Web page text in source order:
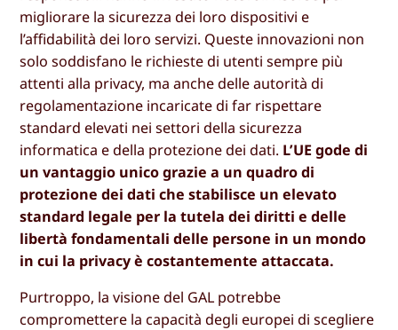
migliorare la sicurezza dei loro dispositivi e
l’affidabilità dei loro servizi. Queste innovazioni non
solo soddisfano le richieste di utenti sempre più
attenti alla privacy, ma anche delle autorità di
regolamentazione incaricate di far rispettare
standard elevati nei settori della sicurezza
informatica e della protezione dei dati. L’UE gode di
un vantaggio unico grazie a un quadro di
protezione dei dati che stabilisce un elevato
standard legale per la tutela dei diritti e delle
libertà fondamentali delle persone in un mondo
in cui la privacy è costantemente attaccata.
Purtroppo, la visione del GAL potrebbe
compromettere la capacità degli europei di scegliere